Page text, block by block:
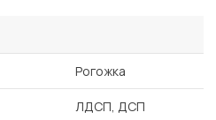
Рогожка
ЛДСП, ДСП